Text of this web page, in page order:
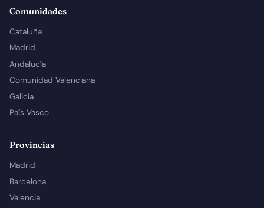
Comunidades
Cataluña
Madrid
Andalucía
Comunidad Valenciana
Galicia
País Vasco
Provincias
Madrid
Barcelona
Valencia